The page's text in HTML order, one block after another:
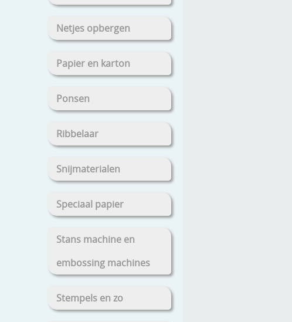
Netjes opbergen
Papier en karton
Ponsen
Ribbelaar
Snijmaterialen
Speciaal papier
Stans machine en
embossing machines
Stempels en zo